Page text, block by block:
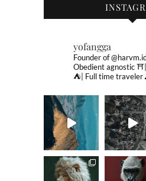
yofangga
Founder of
Obedient agnostic⛩|
⛺️| Full time traveler